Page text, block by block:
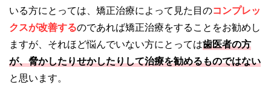
いる方にとっては、矯正治療によって見た目のコンプレッ
クスが改善するのであれば矯正治療をすることをお勧めし
ますが、それほど悩んでいない方にとっては歯医者の方
が、脅かしたりせかしたりして治療を勧めるものではない
と思います。